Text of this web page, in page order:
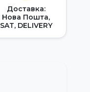
Доставка:
Нова Пошта,
SAT, DELIVERY